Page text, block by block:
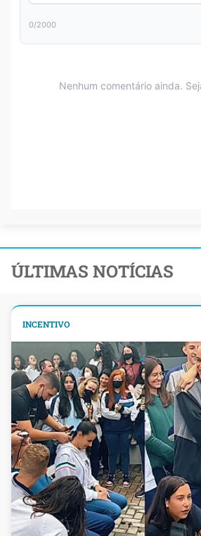
ÚLTIMAS NOTÍCIAS
INCENTIVO